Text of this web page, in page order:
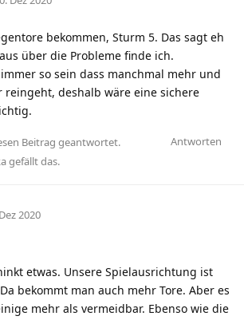
bekommen, Sturm 5. Das sagt eh
über die Probleme finde ich.
so sein dass manchmal mehr und
reingeht, deshalb wäre eine sichere
Antworten
Beitrag geantwortet.
gefällt das.
2020
etwas. Unsere Spielausrichtung ist
bekommt man auch mehr Tore. Aber es
mehr als vermeidbar. Ebenso wie die